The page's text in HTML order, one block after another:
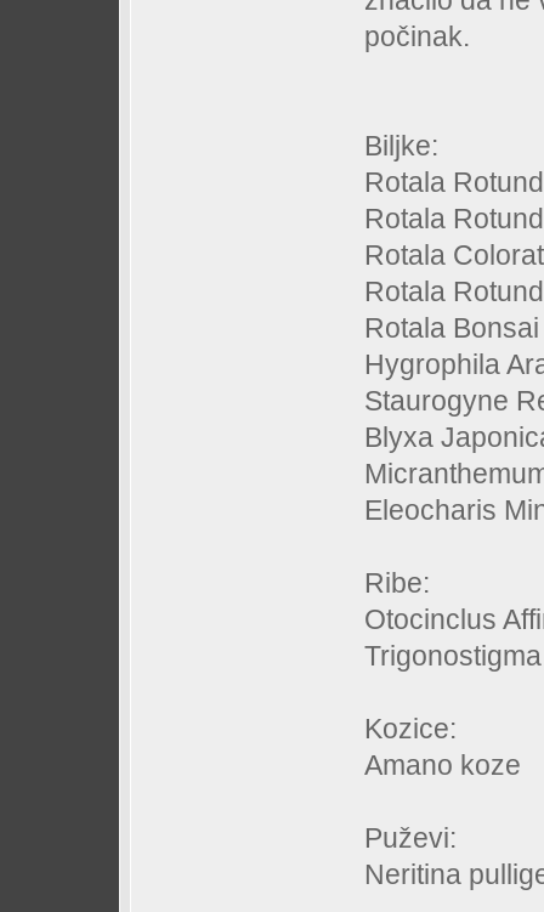
počinak.
Biljke:
Rotala
Rotala
Rotala
Rotala
Rotala Bonsai
Hygrophila
Staurogyne
Blyxa
Eleocharis
Ribe:
Otocinclus
Kozice:
Amano koze
Puževi:
Neritina